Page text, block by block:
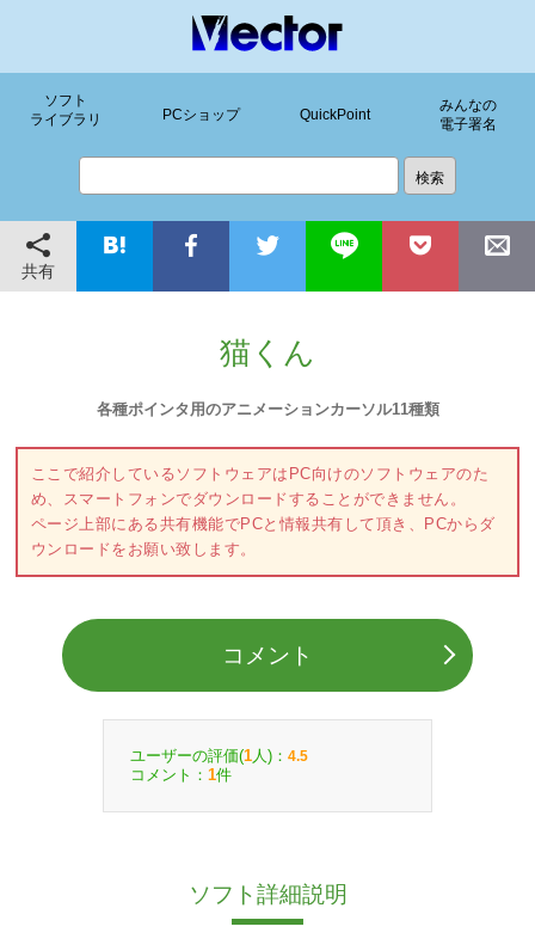
ソフト
ライブラリ
PCショップ QuickPoint
みんなの
電子署名
共有
猫くん
各種ポインタ用のアニメーションカーソル11種類
ここで紹介しているソフトウェアはPC向けのソフトウェアのた
め、スマートフォンでダウンロードすることができません。
ページ上部にある共有機能でPCと情報共有して頂き、PCからダ
ウンロードをお願い致します。
コメント
ユーザーの評価(1 人)： 4.5
コメント： 1件
ソフト詳細説明